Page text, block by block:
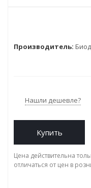
Производитель:
Нашли дешевле?
Купить
Цена действительна
отличаться от цен в